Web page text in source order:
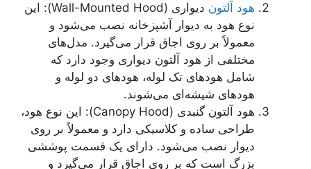
هود آلتون
دیواری (Wall-Mounted Hood): این
نوع هود به دیوار آشپزخانه نصب می‌شود و
معمولاً بر روی اجاق قرار می‌گیرد. مدل‌های
مختلفی از هود آلتون دیواری وجود دارد که
شامل هود‌های تک لوله، هود‌های دو لوله و
هود‌های شیشه‌ای می‌شوند.
هود آلتون گنبدی (Canopy Hood): این نوع هود،
طراحی ساده و کلاسیکی دارد و معمولاً بر روی
دیوار نصب می‌شود. دارای یک قسمت پوششی
بزرگ است که بر روی اجاق قرار می‌گیرد و